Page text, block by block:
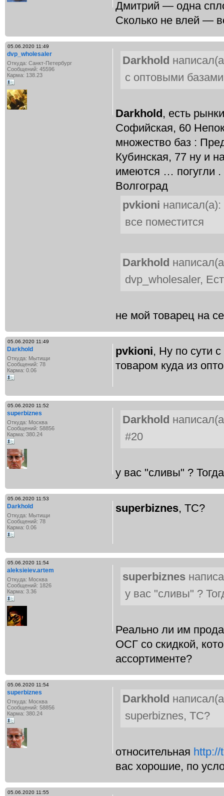
Дмитрий — одна
Сколько не влей —
05.06.2020 11:49
dvp_wholesaler
Откуда: Санкт-Петербург
Сообщений: 45596
Карма: 138.23
Darkhold
с оптовыми
Darkhold, есть
Софийская, 60
множество баз :
Кубинская, 77 ну и
имеются … погугли .
Волгоград
pvkioni написал(а):
все поместится
Darkhold
dvp_wholesaler,
не мой товарец на
05.06.2020 11:49
Darkhold
Откуда: Мытищи
Сообщений: 78
Карма: 0.06
pvkioni, Ну по сути
товаром куда из
05.06.2020 11:52
superbiznes
Откуда: Москва
Сообщений: 58856
Карма: 380.24
Darkhold
#20
у вас "сливы" ?
05.06.2020 11:53
Darkhold
Откуда: Мытищи
Сообщений: 78
Карма: 0.06
superbiznes, ТС?
05.06.2020 11:54
aleksieiev.artem
Откуда: Москва
Сообщений: 1826
Карма: 3.36
superbiznes
у вас "сливы" ?
Реально ли им
ОСГ со скидкой,
ассортименте?
05.06.2020 11:54
superbiznes
Откуда: Москва
Сообщений: 58856
Карма: 380.24
Darkhold
superbiznes, ТС?
относительная http://
вас хорошие, по
05.06.2020 11:55